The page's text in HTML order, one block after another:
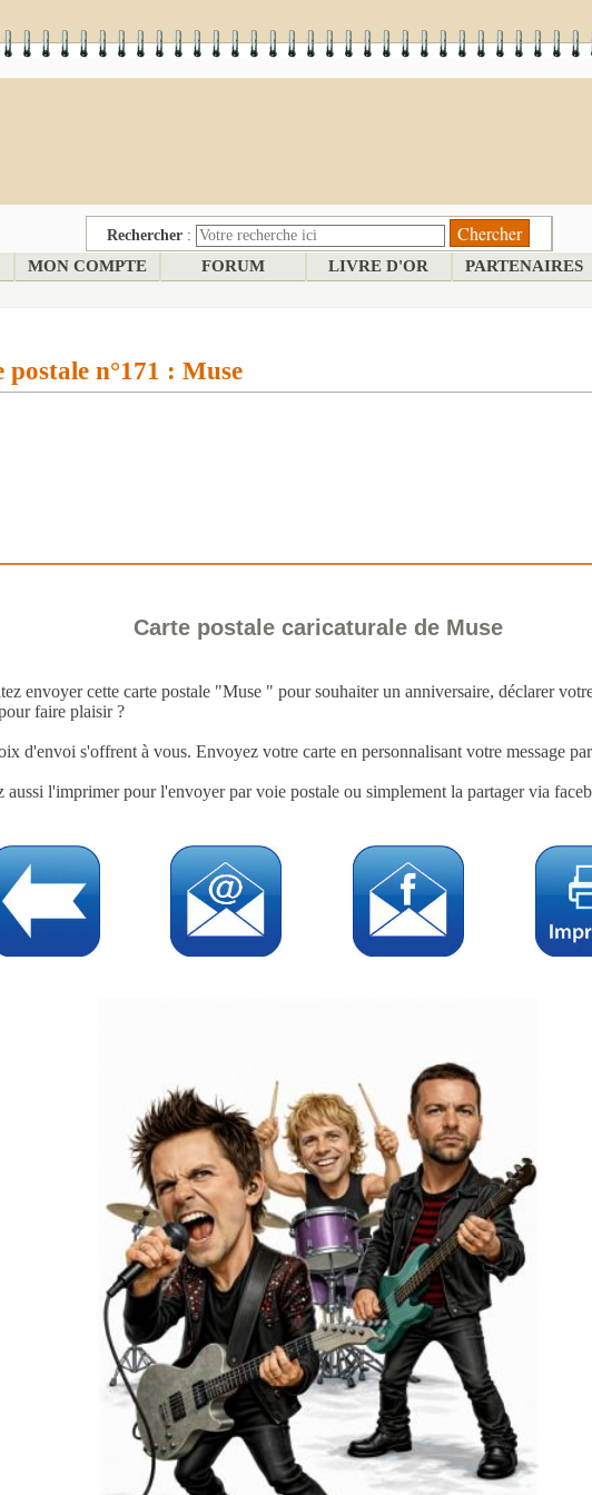
Rechercher :
MON COMPTE FORUM LIVRE D'OR PARTENAIRES
postale n°171 : Muse
Carte postale caricaturale de Muse
envoyer cette carte postale "Muse " pour souhaiter un anniversaire, déclarer
faire plaisir ?
d'envoi s'offrent à vous. Envoyez votre carte en personnalisant votre message
aussi l'imprimer pour l'envoyer par voie postale ou simplement la partager via